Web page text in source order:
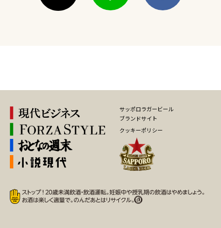
サッポロラガービール
ブランドサイト
クッキーポリシー